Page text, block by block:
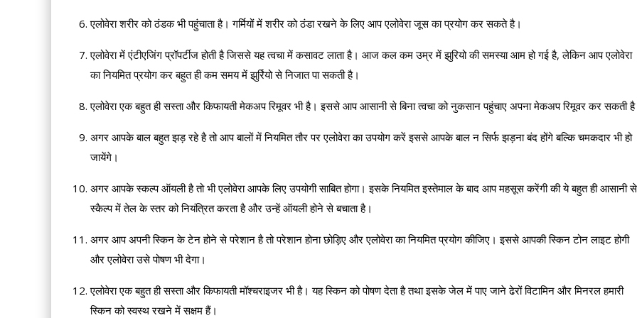
एलोवेरा शरीर को ठंडक भी पहुंचाता है। गर्मियों में शरीर को ठंडा रखने के लिए आप एलोवेरा जूस का प्रयोग कर सकते है।
एलोवेरा में एंटीएजिंग प्रॉपर्टीज होती है जिससे यह त्वचा में कसावट लाता है। आज कल कम उम्र में झुरियो की समस्या आम हो गई है, लेकिन आप एलोवेरा
का नियमित प्रयोग कर बहुत ही कम समय में झुर्रियो से निजात पा सकती है।
एलोवेरा एक बहुत ही सस्ता और किफायती मेकअप रिमूवर भी है। इससे आप आसानी से बिना त्वचा को नुकसान पहुंचाए अपना मेकअप रिमूवर कर सकती
अगर आपके बाल बहुत झड़ रहे है तो आप बालों में नियमित तौर पर एलोवेरा का उपयोग करें इससे आपके बाल न सिर्फ झड़ना बंद होंगे बल्कि चमकदार भी हो
जायेंगे।
अगर आपके स्कल्प ऑयली है तो भी एलोवेरा आपके लिए उपयोगी साबित होगा। इसके नियमित इस्तेमाल के बाद आप महसूस करेंगी की ये बहुत ही आसानी से
स्कैल्प में तेल के स्तर को नियंत्रित करता है और उन्हें ऑयली होने से बचाता है।
अगर आप अपनी स्किन के टेन होने से परेशान है तो परेशान होना छोड़िए और एलोवेरा का नियमित प्रयोग कीजिए। इससे आपकी स्किन टोन लाइट होगी
और एलोवेरा उसे पोषण भी देगा।
एलोवेरा एक बहुत ही सस्ता और किफायती मॉश्चराइजर भी है। यह स्किन को पोषण देता है तथा इसके जेल में पाए जाने ढेरों विटामिन और मिनरल हमारी
स्किन को स्वस्थ रखने में सक्षम हैं।